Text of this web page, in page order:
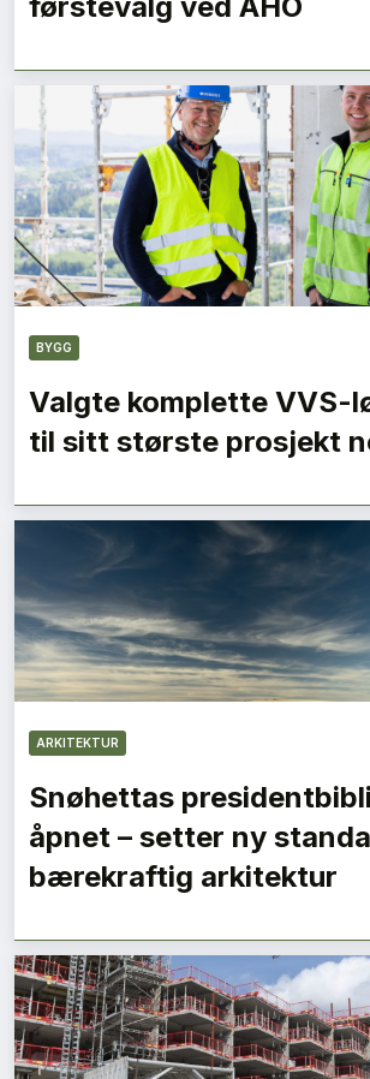
BYGG
Valgte komplette VVS-
til sitt største prosjekt
ARKITEKTUR
Snøhettas
åpnet – setter ny
bærekraftig arkitektur